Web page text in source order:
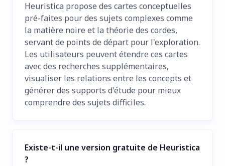
Heuristica propose des cartes conceptuelles
pré-faites pour des sujets complexes comme
la matière noire et la théorie des cordes,
servant de points de départ pour l'exploration.
Les utilisateurs peuvent étendre ces cartes
avec des recherches supplémentaires,
visualiser les relations entre les concepts et
générer des supports d'étude pour mieux
comprendre des sujets difficiles.
Existe-t-il une version gratuite de Heuristica
?